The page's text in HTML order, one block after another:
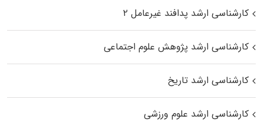
کارشناسی ارشد پدافند غیرعامل ۲
کارشناسی ارشد پژوهش علوم اجتماعی
کارشناسی ارشد تاریخ
کارشناسی ارشد علوم ورزشی